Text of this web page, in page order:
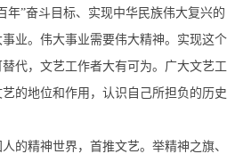
年”奋斗目标、实现中华民族伟大复兴的
业。伟大事业需要伟大精神。实现这个
代，文艺工作者大有可为。广大文艺工
的地位和作用，认识自己所担负的历史
的精神世界，首推文艺。举精神之旗、